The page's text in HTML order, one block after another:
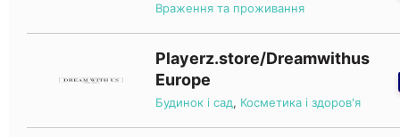
Враження та проживання
Playerz.store/Dreamwithus
Europe
Будинок і сад, Косметика і здоров'я